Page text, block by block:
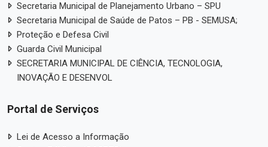
Secretaria Municipal de Planejamento Urbano – SPU
Secretaria Municipal de Saúde de Patos – PB - SEMUSA;
Proteção e Defesa Civil
Guarda Civil Municipal
SECRETARIA MUNICIPAL DE CIÊNCIA, TECNOLOGIA,
INOVAÇÃO E DESENVOL
Portal de Serviços
Lei de Acesso a Informação